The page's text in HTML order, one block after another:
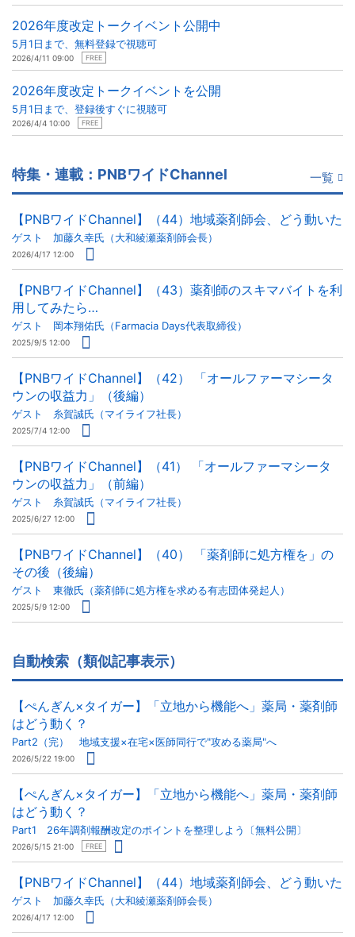
2026年度改定トークイベント公開中
5月1日まで、無料登録で視聴可
2026/4/11 09:00 FREE
2026年度改定トークイベントを公開
5月1日まで、登録後すぐに視聴可
2026/4/4 10:00 FREE
特集・連載：PNBワイドChannel 一覧
【PNBワイドChannel】（44）地域薬剤師会、どう動いた
ゲスト 加藤久幸氏（大和綾瀬薬剤師会長）
2026/4/17 12:00
【PNBワイドChannel】（43）薬剤師のスキマバイトを利
用してみたら…
ゲスト 岡本翔佑氏（Farmacia Days代表取締役）
2025/9/5 12:00
【PNBワイドChannel】（42） 「オールファーマシータ
ウンの収益力」（後編）
ゲスト 糸賀誠氏（マイライフ社長）
2025/7/4 12:00
【PNBワイドChannel】（41） 「オールファーマシータ
ウンの収益力」（前編）
ゲスト 糸賀誠氏（マイライフ社長）
2025/6/27 12:00
【PNBワイドChannel】（40） 「薬剤師に処方権を」の
その後（後編）
ゲスト 東徹氏（薬剤師に処方権を求める有志団体発起人）
2025/5/9 12:00
自動検索（類似記事表示）
【ぺんぎん×タイガー】「立地から機能へ」薬局・薬剤師
はどう動く？
Part2（完） 地域支援×在宅×医師同行で"攻める薬局"へ
2026/5/22 19:00
【ぺんぎん×タイガー】「立地から機能へ」薬局・薬剤師
はどう動く？
Part1 26年調剤報酬改定のポイントを整理しよう〔無料公開〕
2026/5/15 21:00 FREE
【PNBワイドChannel】（44）地域薬剤師会、どう動いた
ゲスト 加藤久幸氏（大和綾瀬薬剤師会長）
2026/4/17 12:00